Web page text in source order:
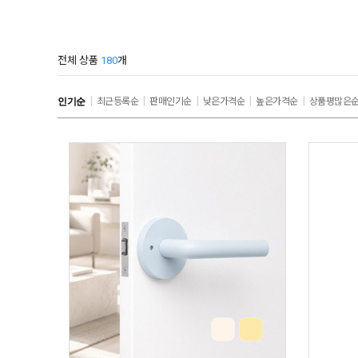
전체 상품 180개
인기순| 최근등록순| 판매인기순| 낮은가격순| 높은가격순| 상품평많은